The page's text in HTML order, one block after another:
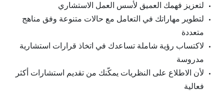
لتعزيز فهمك العميق لأسس العمل الاستشاري
لتطوير مهاراتك في التعامل مع حالات متنوعة وفق مناهج
متعددة
لاكتساب رؤية شاملة تساعدك في اتخاذ قرارات استشارية
مدروسة
لأن الاطلاع على النظريات يمكّنك من تقديم استشارات أكثر
فعالية